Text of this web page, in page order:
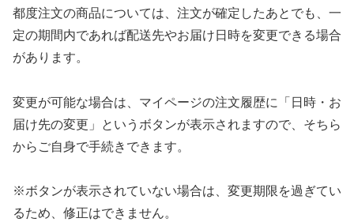
都度注文の商品については、注文が確定したあとでも、一
定の期間内であれば配送先やお届け日時を変更できる場合
があります。
変更が可能な場合は、マイページの注文履歴に「日時・お
届け先の変更」というボタンが表示されますので、そちら
からご自身で手続きできます。
※ボタンが表示されていない場合は、変更期限を過ぎてい
るため、修正はできません。